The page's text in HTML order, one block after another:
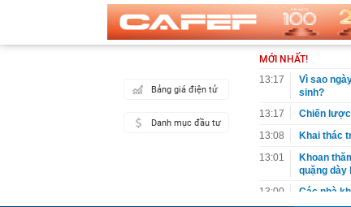
Bảng giá điện tử
Danh mục đầu tư
MỚI NHẤT!
13:17
Vì sao
sinh?
13:17
Chiến
13:08
Khai thác
13:01
Khoan
quặng dày
13:00
Các nhà